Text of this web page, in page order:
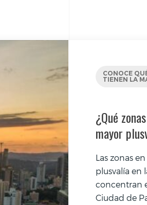
CONOCE
TIENEN LA
¿Qué
mayor
Las zonas
plusvalía en
concentran
Ciudad de